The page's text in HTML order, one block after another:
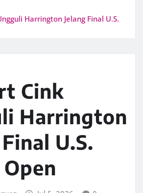
Harrington Jelang Final U.S.
Cink
Harrington
U.S.